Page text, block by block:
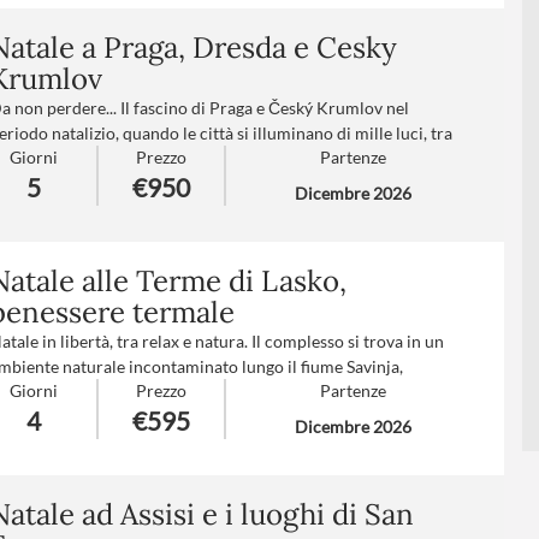
un'esperienza indimenticabile.
partecipanti
: Mezza pensione
Trasf. Aeroporto
: V1-V2-V3-V4 (clicca qui per le tariffe)
a Praga, Dresda e Cesky
non perdere... Il fascino di Praga e Český Krumlov nel
natalizio, quando le città si illuminano di mille luci, tra
mercatini, decorazioni e atmosfere incantate. Il maestoso
Castello di Praga, il Ponte Carlo e la splendida Dresda
completano un viaggio tra arte, storia e magia d’inverno.
: Pensione completa con bevande
partenze: B-C-D-E-F-G-H-I (clicca qui per le tariffe
Giorni
5
Prezzo
€950
Partenze
Dicembre 2026
alle Terme di Lasko,
termale
in libertà, tra relax e natura. Il complesso si trova in un
naturale incontaminato lungo il fiume Savinja,
circondato da colline, a 15 minuti di passeggiata dal centro di
Laško. L’enorme cupola di vetro racchiude piscina con onde
artificiali, “fiume rapido”, 3 idromassaggi, fontana d’acqua
partecipanti: minimo 20 - massimo 40
Giorni
4
Prezzo
€595
Partenze
Dicembre 2026
ad Assisi e i luoghi di San